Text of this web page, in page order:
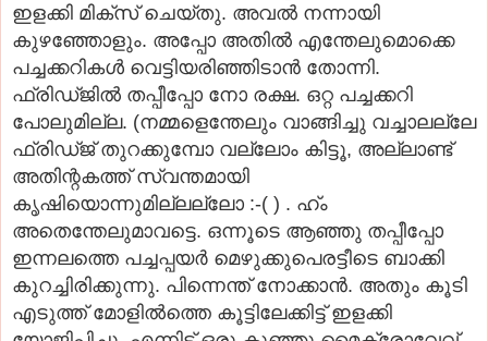
ഇളക്കി മിക്സ് ചെയ്തു. അവൽ നന്നായി
കുഴഞ്ഞോളും. അപ്പോ അതിൽ എന്തേലുമൊക്കെ
പച്ചക്കറികൾ വെട്ടിയരിഞ്ഞിടാൻ തോന്നി.
ഫ്രിഡ്‌ജിൽ തപ്പീപ്പോ നോ രക്ഷ. ഒറ്റ പച്ചക്കറി
പോലുമില്ല. (നമ്മളെന്തേലും വാങ്ങിച്ചു വച്ചാലല്ലേ
ഫ്രിഡ്ജ് തുറക്കുമ്പോ വല്ലോം കിട്ടൂ, അല്ലാണ്ട്
അതിന്റകത്ത് സ്വന്തമായി
കൃഷിയൊന്നുമില്ലല്ലോ :-( ) . ഹ്ം
അതെന്തേലുമാവട്ടെ. ഒന്നൂടെ ആഞ്ഞു തപ്പീപ്പോ
ഇന്നലത്തെ പച്ചപ്പയർ മെഴുക്കുപെരട്ടീടെ ബാക്കി
കുറച്ചിരിക്കുന്നു. പിന്നെന്ത് നോക്കാൻ. അതും കൂടി
എടുത്ത് മോളിൽത്തെ കൂട്ടിലേക്കിട്ട് ഇളക്കി